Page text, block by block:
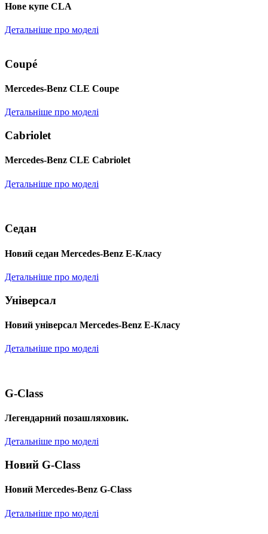
Нове купе CLA
Детальніше про моделі
Coupé
Mercedes-Benz CLE Coupe
Детальніше про моделі
Cabriolet
Mercedes-Benz CLE Cabriolet
Детальніше про моделі
Седан
Новий седан Mercedes-Benz Е-Класу
Детальніше про моделі
Універсал
Новий універсал Mercedes-Benz E-Класу
Детальніше про моделі
G-Class
Легендарний позашляховик.
Детальніше про моделі
Новий G-Class
Новий Mercedes-Benz G-Class
Детальніше про моделі